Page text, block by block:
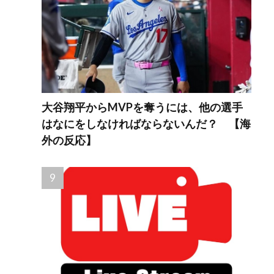
大谷翔平からMVPを奪うには、他の選手
はなにをしなければならないんだ？ 【海
外の反応】